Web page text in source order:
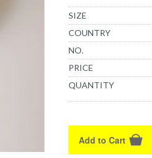
SIZE
COUNTRY
NO.
PRICE
QUANTITY
Add to Cart